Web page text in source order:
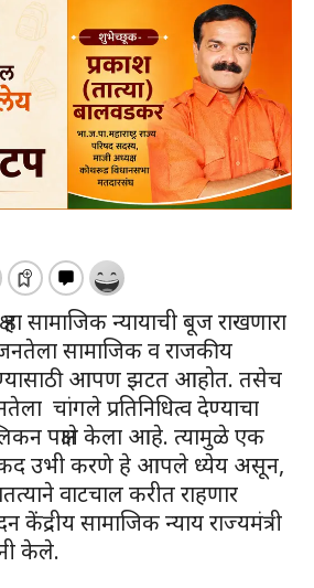
सामाजिक न्यायाची बूज राखणारा
सामाजिक व राजकीय
आपण झटत आहोत. तसेच
चांगले प्रतिनिधित्व देण्याचा
पक्षाने केला आहे. त्यामुळे एक
उभी करणे हे आपले ध्येय असून,
वाटचाल करीत राहणार
केंद्रीय सामाजिक न्याय राज्यमंत्री
केले.